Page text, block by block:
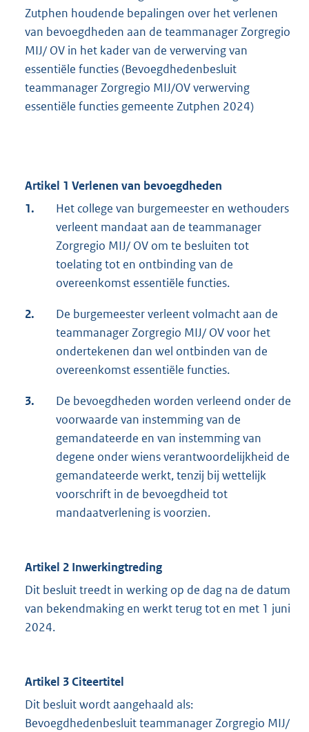
Zutphen houdende bepalingen over het verlenen
van bevoegdheden aan de teammanager Zorgregio
MIJ/ OV in het kader van de verwerving van
essentiële functies (Bevoegdhedenbesluit
teammanager Zorgregio MIJ/OV verwerving
essentiële functies gemeente Zutphen 2024)
Artikel 1 Verlenen van bevoegdheden
1.
Het college van burgemeester en wethouders
verleent mandaat aan de teammanager
Zorgregio MIJ/ OV om te besluiten tot
toelating tot en ontbinding van de
overeenkomst essentiële functies.
2.
De burgemeester verleent volmacht aan de
teammanager Zorgregio MIJ/ OV voor het
ondertekenen dan wel ontbinden van de
overeenkomst essentiële functies.
3.
De bevoegdheden worden verleend onder de
voorwaarde van instemming van de
gemandateerde en van instemming van
degene onder wiens verantwoordelijkheid de
gemandateerde werkt, tenzij bij wettelijk
voorschrift in de bevoegdheid tot
mandaatverlening is voorzien.
Artikel 2 Inwerkingtreding
Dit besluit treedt in werking op de dag na de datum
van bekendmaking en werkt terug tot en met 1 juni
2024.
Artikel 3 Citeertitel
Dit besluit wordt aangehaald als:
Bevoegdhedenbesluit teammanager Zorgregio MIJ/